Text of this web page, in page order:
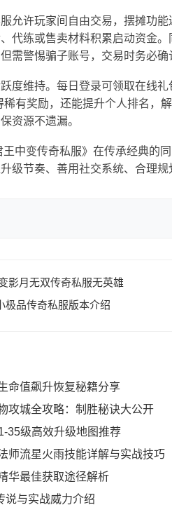
允许玩家间自由交易，摆摊功
代练或售卖材料积累启动资金
需警惕骗子账号，交易时务必确
度维持。每日登录可领取在线
稀有奖励，还能提升个人排名，
资源不遗漏。
王中变传奇私服》在传承经典的
级节奏、善用社交系统、合理
影月无双传奇私服无英雄
极品传奇私服版本介绍
命值飙升恢复秘籍分享
攻城全攻略：制胜秘诀大公开
35级高效升级地图推荐
师流星火雨技能详解与实战技巧
华最佳获取途径解析
说与实战威力介绍